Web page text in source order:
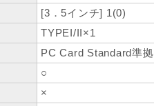
[3．5インチ] 1(0)
TYPEI/II×1
PC Card Standard準拠
○
×